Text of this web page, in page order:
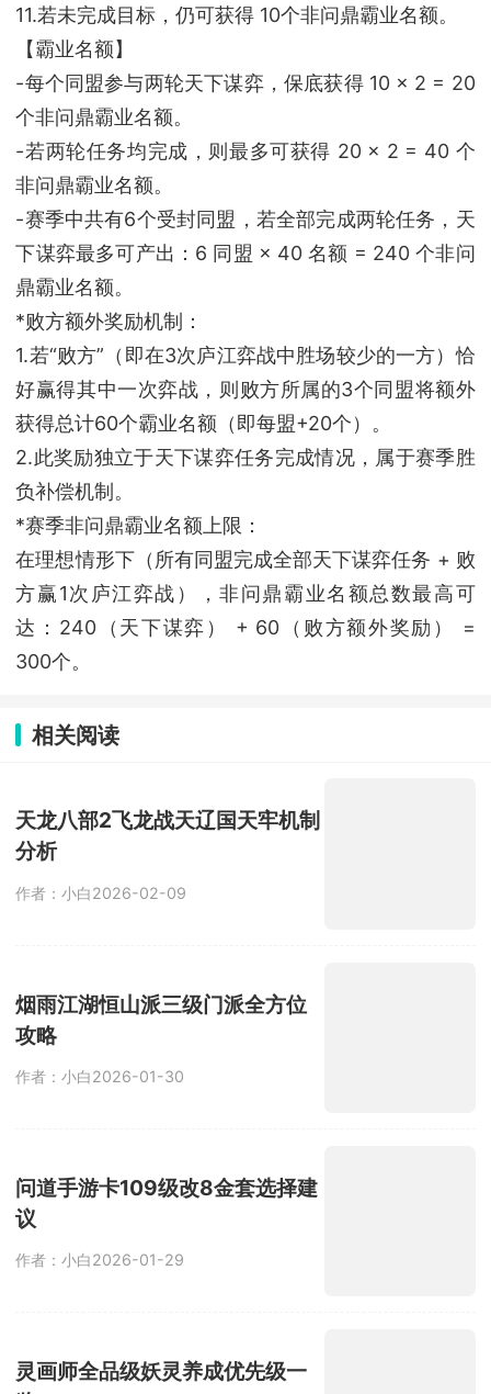
11.若未完成目标，仍可获得 10个非问鼎霸业名额。
【霸业名额】
-每个同盟参与两轮天下谋弈，保底获得 10 × 2 = 20
个非问鼎霸业名额。
-若两轮任务均完成，则最多可获得 20 × 2 = 40 个
非问鼎霸业名额。
-赛季中共有6个受封同盟，若全部完成两轮任务，天
下谋弈最多可产出：6 同盟 × 40 名额 = 240 个非问
鼎霸业名额。
*败方额外奖励机制：
1.若“败方”（即在3次庐江弈战中胜场较少的一方）恰
好赢得其中一次弈战，则败方所属的3个同盟将额外
获得总计60个霸业名额（即每盟+20个）。
2.此奖励独立于天下谋弈任务完成情况，属于赛季胜
负补偿机制。
*赛季非问鼎霸业名额上限：
在理想情形下（所有同盟完成全部天下谋弈任务 + 败
方赢1次庐江弈战），非问鼎霸业名额总数最高可
达：240（天下谋弈） + 60（败方额外奖励） =
300个。
相关阅读
天龙八部2飞龙战天辽国天牢机制
分析
作者：小白2026-02-09
烟雨江湖恒山派三级门派全方位
攻略
作者：小白2026-01-30
问道手游卡109级改8金套选择建
议
作者：小白2026-01-29
灵画师全品级妖灵养成优先级一